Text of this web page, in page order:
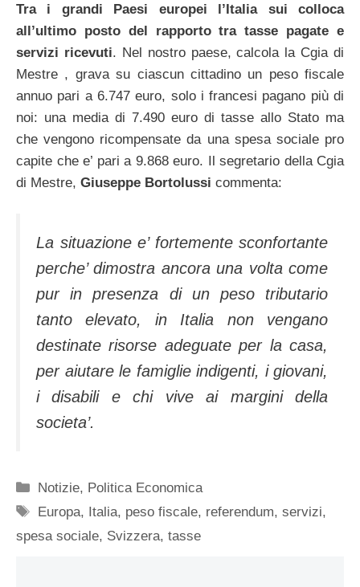
Tra i grandi Paesi europei l’Italia sui colloca
all’ultimo posto del rapporto tra tasse pagate e
servizi ricevuti. Nel nostro paese, calcola la Cgia di
Mestre , grava su ciascun cittadino un peso fiscale
annuo pari a 6.747 euro, solo i francesi pagano più di
noi: una media di 7.490 euro di tasse allo Stato ma
che vengono ricompensate da una spesa sociale pro
capite che e’ pari a 9.868 euro. Il segretario della Cgia
di Mestre, Giuseppe Bortolussi commenta:
La situazione e’ fortemente sconfortante
perche’ dimostra ancora una volta come
pur in presenza di un peso tributario
tanto elevato, in Italia non vengano
destinate risorse adeguate per la casa,
per aiutare le famiglie indigenti, i giovani,
i disabili e chi vive ai margini della
societa’.
Categorie
Notizie, Politica Economica
Tag
Europa, Italia, peso fiscale, referendum,servizi,
spesa sociale, Svizzera, tasse